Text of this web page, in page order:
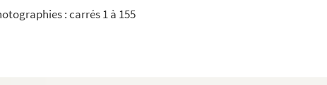
: carrés 1 à 155